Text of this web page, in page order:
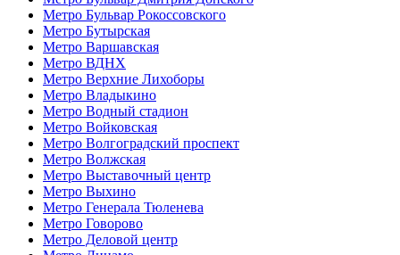
Метро Бульвар Рокоссовского
Метро Бутырская
Метро Варшавская
Метро ВДНХ
Метро Верхние Лихоборы
Метро Владыкино
Метро Водный стадион
Метро Войковская
Метро Волгоградский проспект
Метро Волжская
Метро Выставочный центр
Метро Выхино
Метро Генерала Тюленева
Метро Говорово
Метро Деловой центр